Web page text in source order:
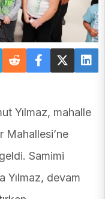
Yılmaz, mahalle
Mahallesi’ne
Samimi
Yılmaz, devam